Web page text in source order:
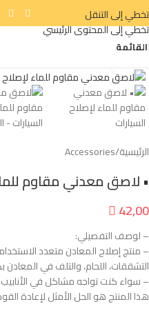
تخطي إلى التنقل
تخطي إلى المحتوى الرئيسي
القائمة
الرئيسية/
Accessories
• لاصق معدني مقاوم
42,00
– لوصف التفصيلي:
– منتج إصلاح المعادن متعدد
التشققات، اللحام، والتلف في
– سواء كنت تواجه مشاكل في الأنابيب
هذا المنتج هو الحل الأمثل لإعادة القوة